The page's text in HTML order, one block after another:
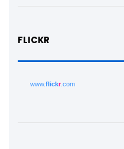
FLICKR
www.flickr.com